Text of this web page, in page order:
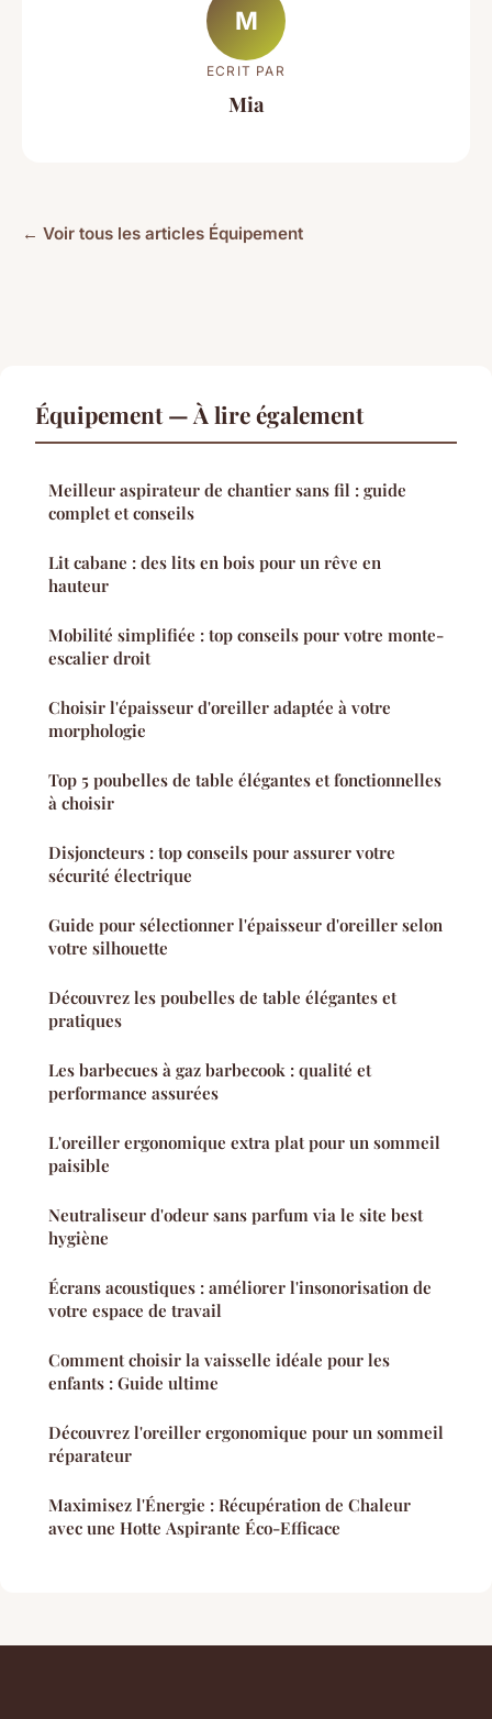
M
ECRIT PAR
Mia
← Voir tous les articles Équipement
Équipement — À lire également
Meilleur aspirateur de chantier sans fil : guide
complet et conseils
Lit cabane : des lits en bois pour un rêve en
hauteur
Mobilité simplifiée : top conseils pour votre monte-
escalier droit
Choisir l'épaisseur d'oreiller adaptée à votre
morphologie
Top 5 poubelles de table élégantes et fonctionnelles
à choisir
Disjoncteurs : top conseils pour assurer votre
sécurité électrique
Guide pour sélectionner l'épaisseur d'oreiller selon
votre silhouette
Découvrez les poubelles de table élégantes et
pratiques
Les barbecues à gaz barbecook : qualité et
performance assurées
L'oreiller ergonomique extra plat pour un sommeil
paisible
Neutraliseur d'odeur sans parfum via le site best
hygiène
Écrans acoustiques : améliorer l'insonorisation de
votre espace de travail
Comment choisir la vaisselle idéale pour les
enfants : Guide ultime
Découvrez l'oreiller ergonomique pour un sommeil
réparateur
Maximisez l'Énergie : Récupération de Chaleur
avec une Hotte Aspirante Éco-Efficace